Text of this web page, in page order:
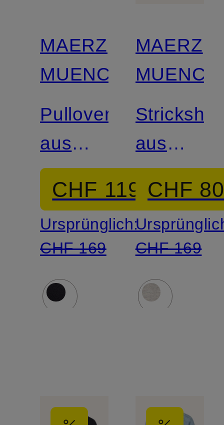
MAERZ
MUENCHEN
Pullover
aus
Merinowolle
CHF 119
Ursprünglich:
CHF 169
MAERZ
Strickshirt
aus
Leinen
CHF
CHF 169